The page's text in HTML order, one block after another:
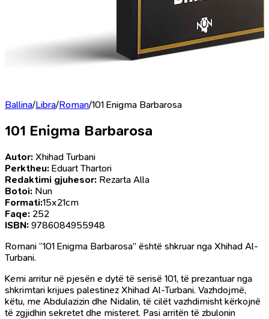
Ballina/Libra/Roman/101 Enigma Barbarosa
101 Enigma Barbarosa
Autor: Xhihad Turbani
Perktheu: Eduart Thartori
Redaktimi gjuhesor: Rezarta Alla
Botoi: Nun
Formati:15x21cm
Faqe: 252
ISBN: 9786084955948
Romani “101 Enigma Barbarosa” është shkruar nga Xhihad Al-
Turbani.
Kemi arritur në pjesën e dytë të serisë 101, të prezantuar nga
shkrimtari krijues palestinez Xhihad Al-Turbani. Vazhdojmë,
këtu, me Abdulazizin dhe Nidalin, të cilët vazhdimisht kërkojnë
të zgjidhin sekretet dhe misteret. Pasi arritën të zbulonin